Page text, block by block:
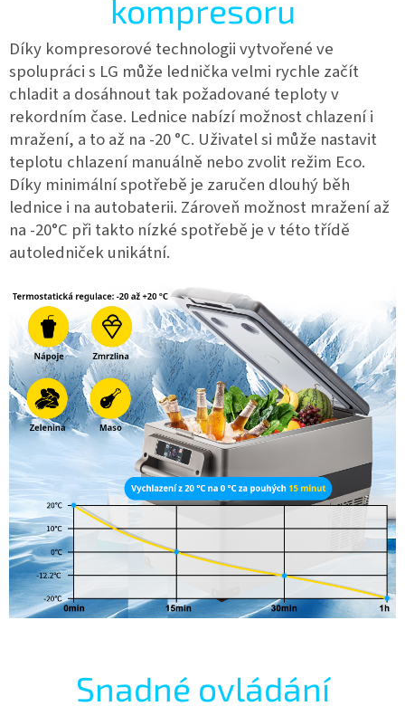
kompresoru
Díky kompresorové technologii vytvořené ve
spolupráci s LG může lednička velmi rychle začít
chladit a dosáhnout tak požadované teploty v
rekordním čase. Lednice nabízí možnost chlazení i
mražení, a to až na -20 °C. Uživatel si může nastavit
teplotu chlazení manuálně nebo zvolit režim Eco.
Díky minimální spotřebě je zaručen dlouhý běh
lednice i na autobaterii. Zároveň možnost mražení až
na -20°C při takto nízké spotřebě je v této třídě
autoledniček unikátní.
Snadné ovládání